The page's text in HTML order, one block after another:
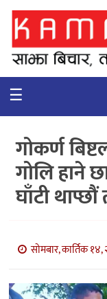
गृहपृष्ठ
समाचार
कुटनिती
कुराकानी
अर्थ
र
भिडियो
सिफारिस
☰
गोकर्ण
गोलि हाने
घाँटी
सोमबार, कार्तिक